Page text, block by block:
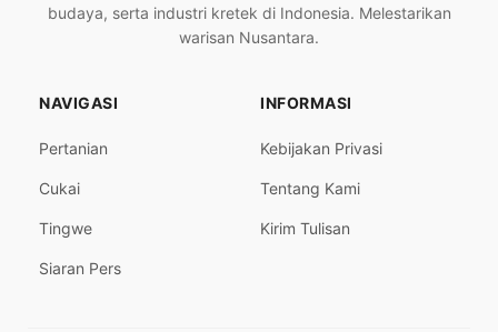
budaya, serta industri kretek di Indonesia. Melestarikan
warisan Nusantara.
NAVIGASI
Pertanian
Cukai
Tingwe
Siaran Pers
INFORMASI
Kebijakan Privasi
Tentang Kami
Kirim Tulisan